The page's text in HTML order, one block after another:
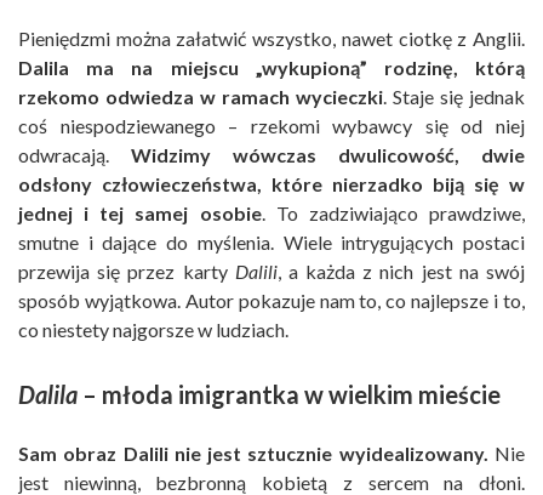
Pieniędzmi można załatwić wszystko, nawet ciotkę z Anglii.
Dalila ma na miejscu „wykupioną” rodzinę, którą
rzekomo odwiedza w ramach wycieczki. Staje się jednak
coś niespodziewanego – rzekomi wybawcy się od niej
odwracają. Widzimy wówczas dwulicowość, dwie
odsłony człowieczeństwa, które nierzadko biją się w
jednej i tej samej osobie. To zadziwiająco prawdziwe,
smutne i dające do myślenia. Wiele intrygujących postaci
przewija się przez karty Dalili, a każda z nich jest na swój
sposób wyjątkowa. Autor pokazuje nam to, co najlepsze i to,
co niestety najgorsze w ludziach.
Dalila – młoda imigrantka w wielkim mieście
Sam obraz Dalili nie jest sztucznie wyidealizowany. Nie
jest niewinną, bezbronną kobietą z sercem na dłoni.